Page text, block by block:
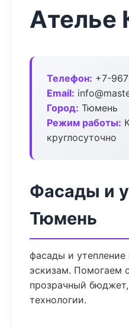
Ателье
Телефон: +7-
Email:
Город: Тюмень
Режим работы:
круглосуточно
Фасады и
Тюмень
фасады и утепление
эскизам. Помогаем
прозрачный
технологии.